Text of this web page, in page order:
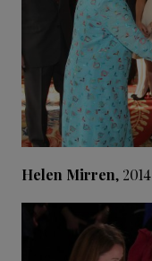
Helen Mirren, 2014